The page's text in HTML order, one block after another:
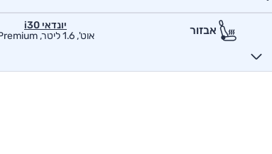
אבזור
יונדאי i30
אוט', 1.6 ליטר, Premium